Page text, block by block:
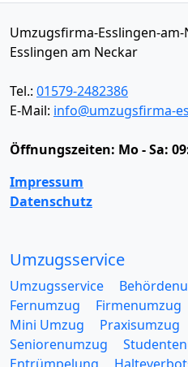
Umzugsfirma-Esslingen-am-
Esslingen am Neckar
Tel.: 01579-2482386
E-Mail: info@umzugsfirma-
Öffnungszeiten: Mo - Sa:
Impressum
Datenschutz
Umzugsservice
Umzugsservice
Fernumzug
Firmenumzug
Mini Umzug
Praxisumzug
Seniorenumzug
Entrümpelung